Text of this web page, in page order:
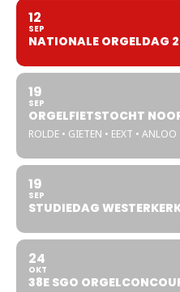
12
SEP
NATIONALE ORGELDAG
19
SEP
ORGELFIETSTOCHT
ROLDE • GIETEN • EEXT • ANLOO
19
SEP
STUDIEDAG
24
OKT
38E SGO